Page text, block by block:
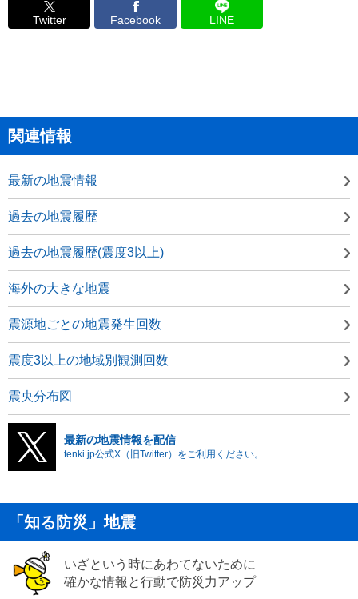
Twitter Facebook LINE
関連情報
最新の地震情報
過去の地震履歴
過去の地震履歴(震度3以上)
海外の大きな地震
震源地ごとの地震発生回数
震度3以上の地域別観測回数
震央分布図
最新の地震情報を配信
tenki.jp公式X（旧Twitter）をご利用ください。
「知る防災」地震
いざという時にあわてないために
確かな情報と行動で防災力アップ